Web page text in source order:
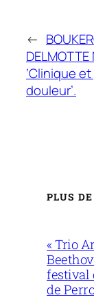
←
‘Clinique
douleur’.
PLUS
« Trio
festival
de